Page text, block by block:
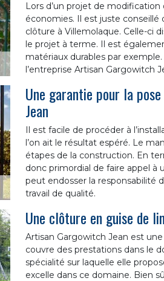
Lors d’un projet de
économies. Il est juste
clôture à Villemolaque. Celle-ci
le projet à terme. Il est
matériaux durables par
l’entreprise Artisan Gargowitch
Une garantie pour la
Jean
Il est facile de procéder à
l’on ait le résultat espéré. Le
étapes de la construction. En
donc primordial de faire appel à
peut endosser la responsabilité
travail de qualité.
Une clôture en guise de
Artisan Gargowitch Jean est
couvre des prestations dans le
spécialité sur laquelle elle
excelle dans ce domaine. Bien